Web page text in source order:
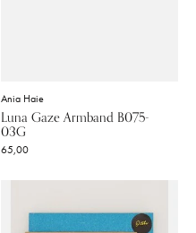
Ania Haie
Luna Gaze Armband B075-
03G
65,00